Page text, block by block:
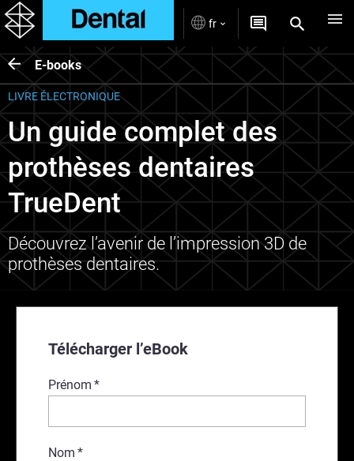
fr
E-books
Télécharger l’eBook
Prénom *
Nom *
LIVRE ÉLECTRONIQUE
Un guide complet des
prothèses dentaires
TrueDent
Découvrez l’avenir de l’impression 3D de
prothèses dentaires.